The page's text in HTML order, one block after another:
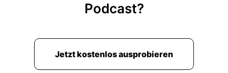
Podcast?
Jetzt kostenlos ausprobieren